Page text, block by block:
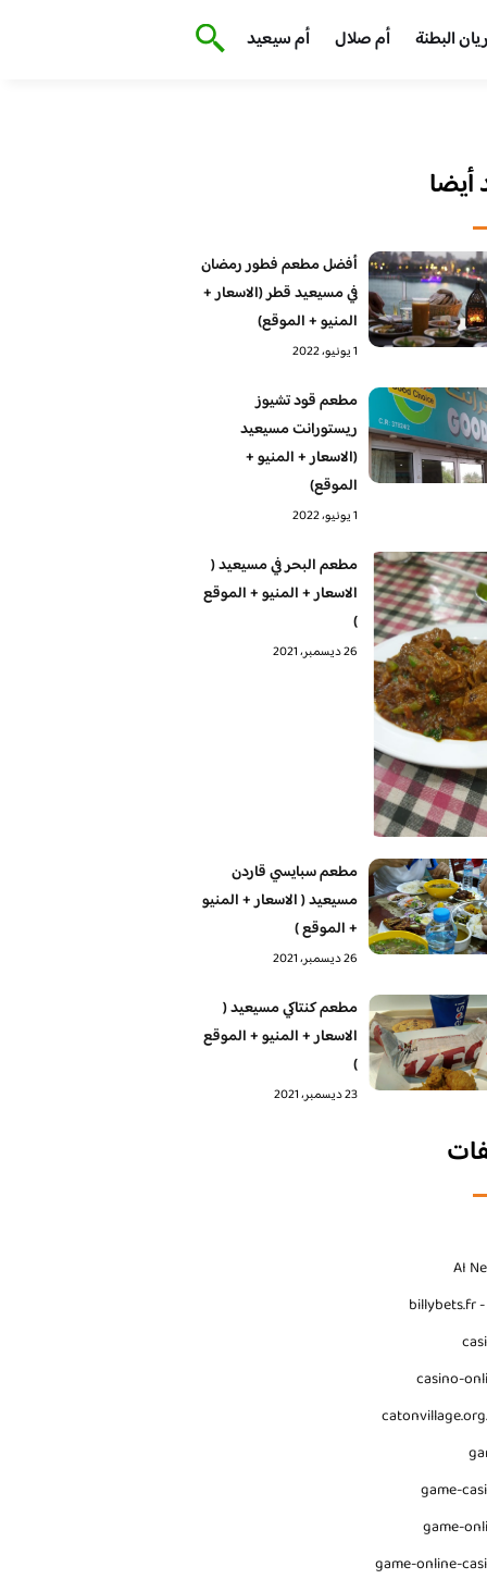
البطنة أم صلال أم سيعيد
أفضل مطعم فطور رمضان
في مسيعيد قطر (الاسعار +
المنيو + الموقع)
1 يونيو، 2022
مطعم قود تشيوز
ريستورانت مسيعيد
(الاسعار + المنيو +
الموقع)
1 يونيو، 2022
مطعم البحر في مسيعيد (
الاسعار + المنيو + الموقع
)
26 ديسمبر، 2021
مطعم سبايسي قاردن
مسيعيد ( الاسعار + المنيو
+ الموقع )
26 ديسمبر، 2021
مطعم كنتاكي مسيعيد (
الاسعار + المنيو + الموقع
)
23 ديسمبر، 2021
AI
billybets.fr -
casino-
game-
game-
game-online-